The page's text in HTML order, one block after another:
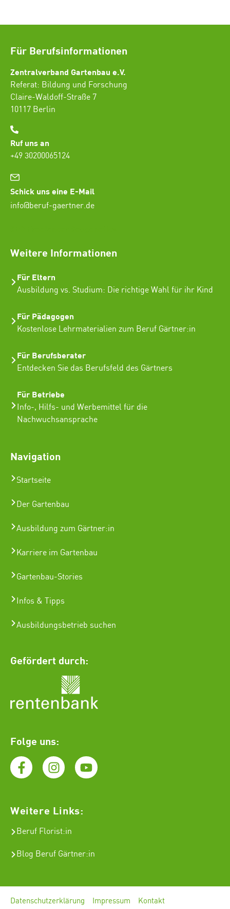
Für Berufsinformationen
Zentralverband Gartenbau e.V.
Referat: Bildung und Forschung
Claire-Waldoff-Straße 7
10117 Berlin
Ruf uns an
+49 30200065124
Schick uns eine E-Mail
info@beruf-gaertner.de
Weitere Informationen
Für Eltern
Ausbildung vs. Studium: Die richtige Wahl für ihr Kind
Für Pädagogen
Kostenlose Lehrmaterialien zum Beruf Gärtner:in
Für Berufsberater
Entdecken Sie das Berufsfeld des Gärtners
Für Betriebe
Info-, Hilfs- und Werbemittel für die
Nachwuchsansprache
Navigation
Startseite
Der Gartenbau
Ausbildung zum Gärtner:in
Karriere im Gartenbau
Gartenbau-Stories
Infos & Tipps
Ausbildungsbetrieb suchen
Gefördert durch:
Folge uns:
Weitere Links:
Beruf Florist:in
Blog Beruf Gärtner:in
Datenschutzerklärung Impressum Kontakt